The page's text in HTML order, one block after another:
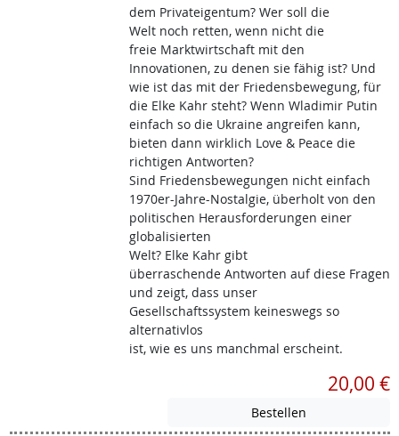
dem Privateigentum? Wer soll die
Welt noch retten, wenn nicht die
freie Marktwirtschaft mit den
Innovationen, zu denen sie fähig ist? Und
wie ist das mit der Friedensbewegung, für
die Elke Kahr steht? Wenn Wladimir Putin
einfach so die Ukraine angreifen kann,
bieten dann wirklich Love & Peace die
richtigen Antworten?
Sind Friedensbewegungen nicht einfach
1970er-Jahre-Nostalgie, überholt von den
politischen Herausforderungen einer
globalisierten
Welt? Elke Kahr gibt
überraschende Antworten auf diese Fragen
und zeigt, dass unser
Gesellschaftssystem keineswegs so
alternativlos
ist, wie es uns manchmal erscheint.
20,00 €